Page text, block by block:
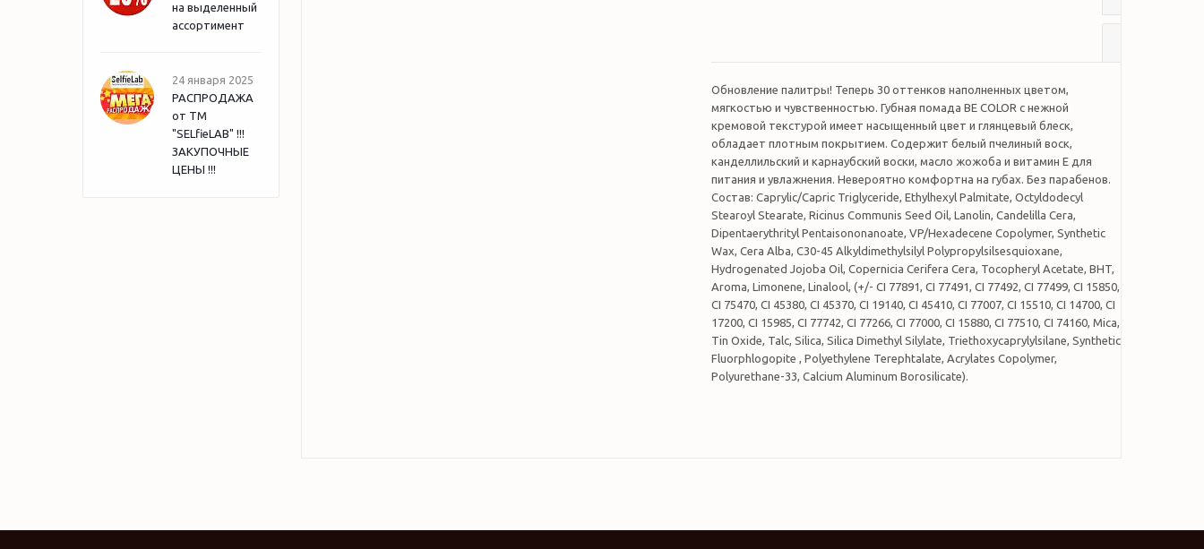
на выделенный
ассортимент
24 января 2025
РАСПРОДАЖА
от ТМ
"SELfieLAB" !!!
ЗАКУПОЧНЫЕ
ЦЕНЫ !!!
Обновление палитры! Теперь 30 оттенков наполненных цветом,
мягкостью и чувственностью. Губная помада BE COLOR с нежной
кремовой текстурой имеет насыщенный цвет и глянцевый блеск,
обладает плотным покрытием. Содержит белый пчелиный воск,
канделлильский и карнаубский воски, масло жожоба и витамин Е для
питания и увлажнения. Невероятно комфортна на губах. Без парабенов.
Состав: Caprylic/Capric Triglyceride, Ethylhexyl Palmitate, Octyldodecyl
Stearoyl Stearate, Ricinus Communis Seed Oil, Lanolin, Candelilla Cera,
Dipentaerythrityl Pentaisononanoate, VP/Hexadecene Copolymer, Synthetic
Wax, Cera Alba, C30-45 Alkyldimethylsilyl Polypropylsilsesquioxane,
Hydrogenated Jojoba Oil, Copernicia Cerifera Cera, Tocopheryl Acetate, BHT,
Aroma, Limonene, Linalool, (+/- CI 77891, CI 77491, CI 77492, CI 77499, CI 15850,
CI 75470, CI 45380, CI 45370, CI 19140, CI 45410, CI 77007, CI 15510, CI 14700, CI
17200, CI 15985, CI 77742, CI 77266, CI 77000, CI 15880, CI 77510, CI 74160, Mica,
Tin Oxide, Talc, Silica, Silica Dimethyl Silylate, Triethoxycaprylylsilane, Synthetic
Fluorphlogopite , Polyethylene Terephtalate, Acrylates Copolymer,
Polyurethane-33, Calcium Aluminum Borosilicate).